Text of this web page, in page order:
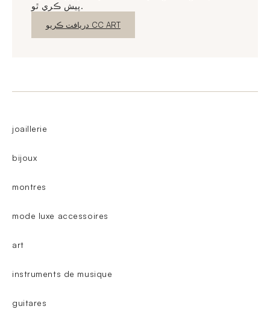
پيش ڪري ٿو.
نئين ونڊو دريافت ڪريو CC ART
joaillerie
bijoux
montres
mode luxe accessoires
art
instruments de musique
guitares